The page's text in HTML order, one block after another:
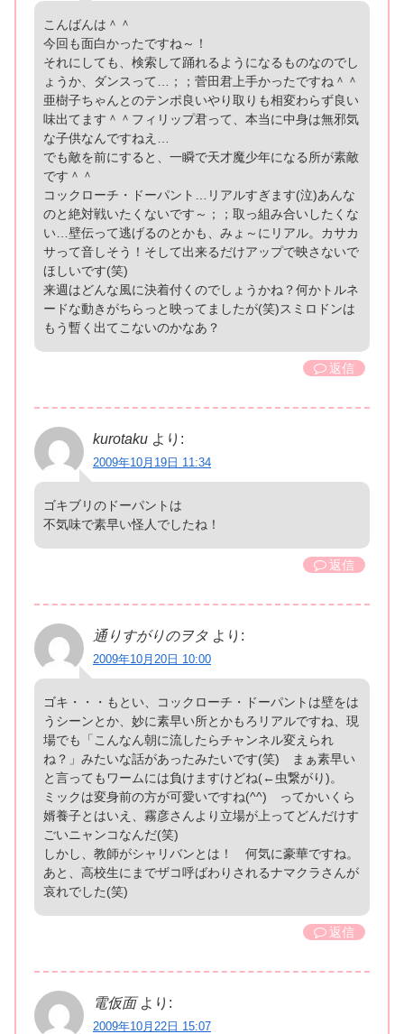
こんばんは＾＾
今回も面白かったですね～！
それにしても、検索して踊れるようになるものなのでし
ょうか、ダンスって…；；菅田君上手かったですね＾＾
亜樹子ちゃんとのテンポ良いやり取りも相変わらず良い
味出てます＾＾フィリップ君って、本当に中身は無邪気
な子供なんですねえ…
でも敵を前にすると、一瞬で天才魔少年になる所が素敵
です＾＾
コックローチ・ドーパント…リアルすぎます(泣)あんな
のと絶対戦いたくないです～；；取っ組み合いしたくな
い…壁伝って逃げるのとかも、みょ～にリアル。カサカ
サって音しそう！そして出来るだけアップで映さないで
ほしいです(笑)
来週はどんな風に決着付くのでしょうかね？何かトルネ
ードな動きがちらっと映ってましたが(笑)スミロドンは
もう暫く出てこないのかなあ？
返信
kurotaku より:
2009年10月19日 11:34
ゴキブリのドーパントは
不気味で素早い怪人でしたね！
返信
通りすがりのヲタ より:
2009年10月20日 10:00
ゴキ・・・もとい、コックローチ・ドーパントは壁をは
うシーンとか、妙に素早い所とかもろリアルですね、現
場でも「こんなん朝に流したらチャンネル変えられ
ね？」みたいな話があったみたいです(笑) まぁ素早い
と言ってもワームには負けますけどね(←虫繋がり)。
ミックは変身前の方が可愛いですね(^^) ってかいくら
婿養子とはいえ、霧彦さんより立場が上ってどんだけす
ごいニャンコなんだ(笑)
しかし、教師がシャリバンとは！ 何気に豪華ですね。
あと、高校生にまでザコ呼ばわりされるナマクラさんが
哀れでした(笑)
返信
電仮面 より:
2009年10月22日 15:07